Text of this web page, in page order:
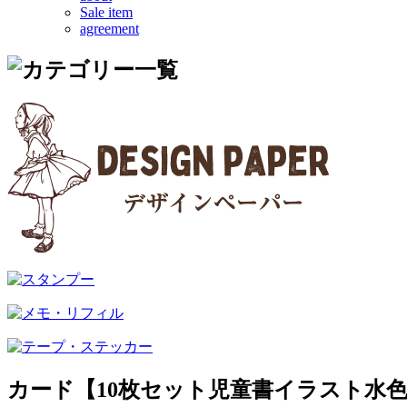
Sale item
agreement
カード【10枚セット児童書イラスト水色